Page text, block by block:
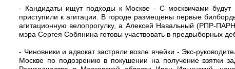
- Кандидаты ищут подходы к Москве - С москвичами
приступили к агитации. В городе размещены первые
агитационную велопрогулку, а Алексей Навальный (РПР-
мэра Сергея Собянина готовы участвовать в предвыборных
- Чиновники и адвокат застряли возле ячейки - Экс-
Москве по подозрению в покушении на получение взятки